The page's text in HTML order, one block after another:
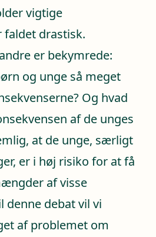
vigtige
drastisk.
er bekymrede:
og unge så meget
Og hvad
af de unges
at de unge, særligt
er i høj risiko for at få
af visse
denne debat vil vi
af problemet om